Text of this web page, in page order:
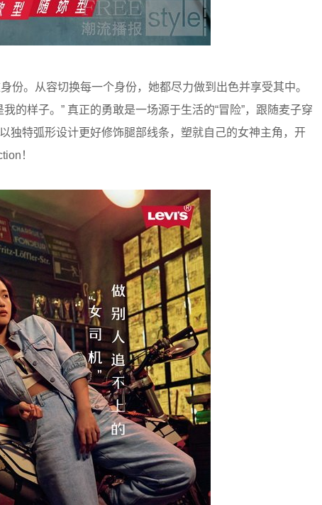
份。从容切换每一个身份，她都尽力做到出色并享受其中。
的样子。” 真正的勇敢是一场源于生活的“冒险”，跟随麦子穿
独特弧形设计更好修饰腿部线条，塑就自己的女神主角，开
！